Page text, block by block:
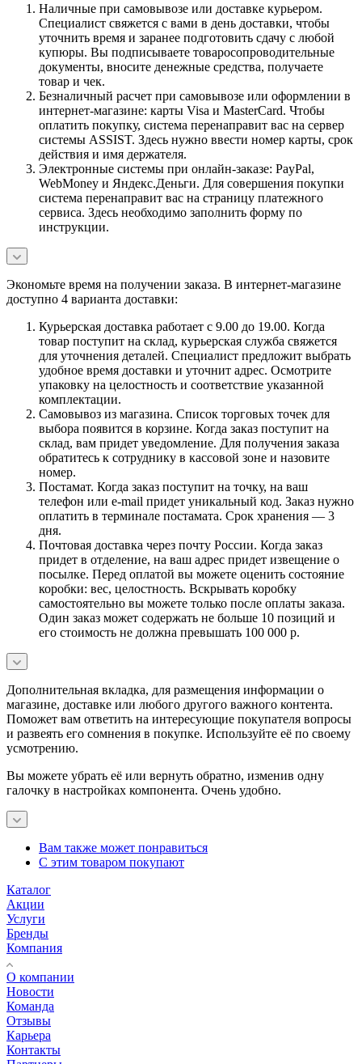
Наличные при самовывозе или доставке курьером.
Специалист свяжется с вами в день доставки, чтобы
уточнить время и заранее подготовить сдачу с любой
купюры. Вы подписываете товаросопроводительные
документы, вносите денежные средства, получаете
товар и чек.
Безналичный расчет при самовывозе или оформлении в
интернет-магазине: карты Visa и MasterCard. Чтобы
оплатить покупку, система перенаправит вас на сервер
системы ASSIST. Здесь нужно ввести номер карты, срок
действия и имя держателя.
Электронные системы при онлайн-заказе: PayPal,
WebMoney и Яндекс.Деньги. Для совершения покупки
система перенаправит вас на страницу платежного
сервиса. Здесь необходимо заполнить форму по
инструкции.
Экономьте время на получении заказа. В интернет-магазине
доступно 4 варианта доставки:
Курьерская доставка работает с 9.00 до 19.00. Когда
товар поступит на склад, курьерская служба свяжется
для уточнения деталей. Специалист предложит выбрать
удобное время доставки и уточнит адрес. Осмотрите
упаковку на целостность и соответствие указанной
комплектации.
Самовывоз из магазина. Список торговых точек для
выбора появится в корзине. Когда заказ поступит на
склад, вам придет уведомление. Для получения заказа
обратитесь к сотруднику в кассовой зоне и назовите
номер.
Постамат. Когда заказ поступит на точку, на ваш
телефон или e-mail придет уникальный код. Заказ нужно
оплатить в терминале постамата. Срок хранения — 3
дня.
Почтовая доставка через почту России. Когда заказ
придет в отделение, на ваш адрес придет извещение о
посылке. Перед оплатой вы можете оценить состояние
коробки: вес, целостность. Вскрывать коробку
самостоятельно вы можете только после оплаты заказа.
Один заказ может содержать не больше 10 позиций и
его стоимость не должна превышать 100 000 р.
Дополнительная вкладка, для размещения информации о
магазине, доставке или любого другого важного контента.
Поможет вам ответить на интересующие покупателя вопросы
и развеять его сомнения в покупке. Используйте её по своему
усмотрению.
Вы можете убрать её или вернуть обратно, изменив одну
галочку в настройках компонента. Очень удобно.
Вам также может понравиться
С этим товаром покупают
Каталог
Акции
Услуги
Бренды
Компания
О компании
Новости
Команда
Отзывы
Карьера
Контакты